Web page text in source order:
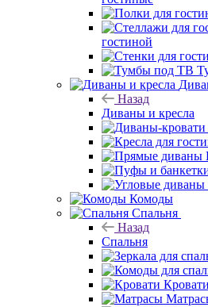
гостиной
Назад
Диваны и кресла
Комоды
Спальня
Назад
Спальня
Кровати